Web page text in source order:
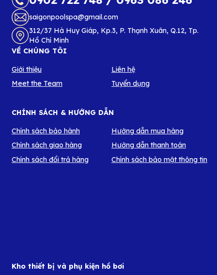
saigonpoolspa@gmail.com
312/37 Hà Huy Giáp, Kp.3, P. Thạnh Xuân, Q.12, Tp.
Hồ Chí Minh
VỀ CHÚNG TÔI
Giới thiệu
Meet the Team
Liên hệ
Tuyển dụng
CHÍNH SÁCH & HƯỚNG DẪN
Chính sách bảo hành
Chính sách giao hàng
Chính sách đổi trả hàng
Hướng dẫn mua hàng
Hướng dẫn thanh toán
Chính sách bảo mật thông tin
Kho thiết bị và phụ kiện hồ bơi